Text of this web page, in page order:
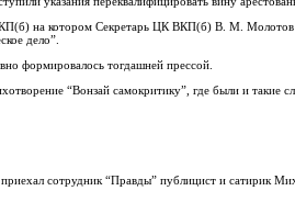
на котором Секретарь ЦК ВКП(б) В. М. Молотов
дело”.
формировалось тогдашней прессой.
“Вонзай самокритику”, где были и такие
сотрудник “Правды” публицист и сатирик